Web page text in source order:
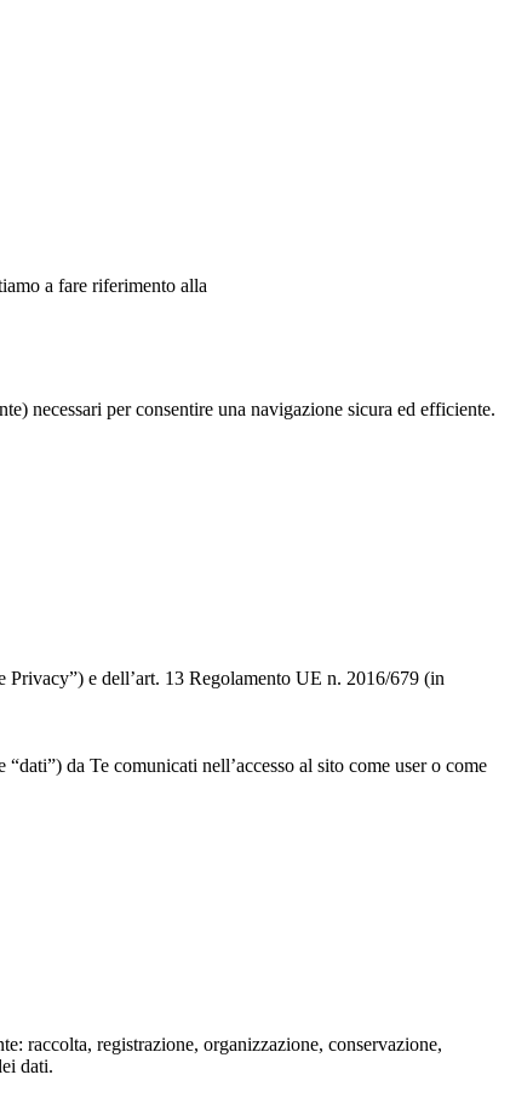
a fare riferimento alla
necessari per consentire una navigazione sicura ed efficiente.
e dell’art. 13 Regolamento UE n. 2016/679 (in
da Te comunicati nell’accesso al sito come user o come
raccolta, registrazione, organizzazione, conservazione,
dati.